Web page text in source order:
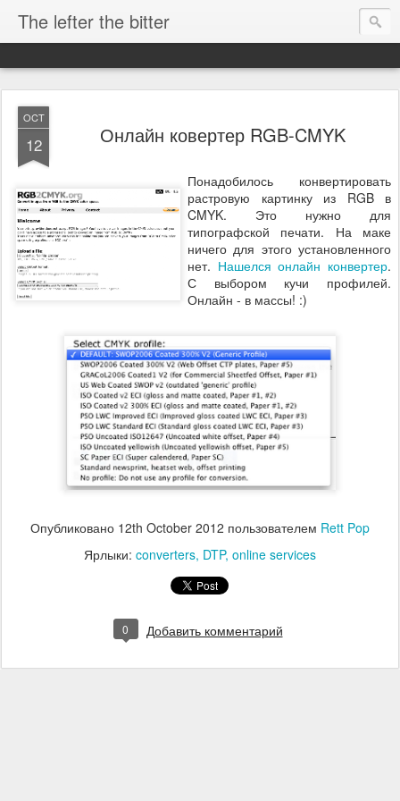
The lefter the bitter
OCT
12 Онлайн ковертер RGB-CMYK
Понадобилось конвертировать
растровую картинку из RGB в
CMYK. Это нужно для
типографской печати. На маке
ничего для этого установленного
нет. Нашелся онлайн конвертер.
С выбором кучи профилей.
Онлайн - в массы! :)
Опубликовано 12th October 2012 пользователем Rett Pop
Ярлыки: converters DTP online services
0 Добавить комментарий